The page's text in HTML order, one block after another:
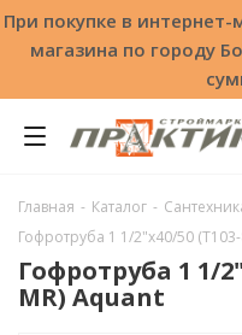
При покупке в интернет-
магазина по городу
Главная - Каталог -
Гофротруба 1 1/2"х40/50
Гофротруба 1 1/
MR) Aquant